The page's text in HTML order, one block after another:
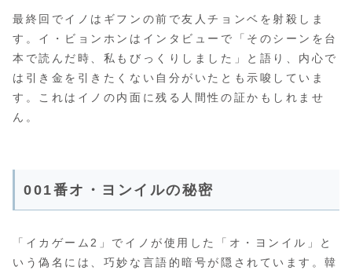
最終回でイノはギフンの前で友人チョンベを射殺しま
す。イ・ビョンホンはインタビューで「そのシーンを台
本で読んだ時、私もびっくりしました」と語り、内心で
は引き金を引きたくない自分がいたとも示唆していま
す。これはイノの内面に残る人間性の証かもしれませ
ん。
001番オ・ヨンイルの秘密
「イカゲーム2」でイノが使用した「オ・ヨンイル」と
いう偽名には、巧妙な言語的暗号が隠されています。韓